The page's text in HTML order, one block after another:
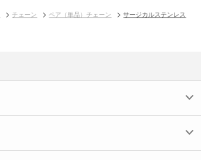
チェーン ペア（単品）チェーン
サージカルステンレス